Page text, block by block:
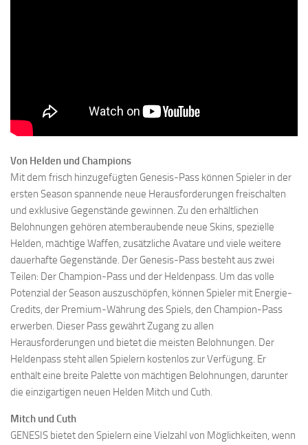
Von Helden und Champions
Mit dem frisch hinzugefügten Genesis-Pass können Spieler in der
ersten Season spannende neue Herausforderungen freischalten
und exklusive Gegenstände gewinnen. Zu den erhältlichen
Belohnungen gehören atemberaubende neue Skins, spezielle
Helden, mächtige Waffen, zusätzliche Avatare und viele weitere
dauerhafte Gegenstände. Der Genesis-Pass besteht aus zwei
Teilen: Der Champion-Pass und der Heldenpass. Um das volle
Potenzial der Season auszuschöpfen, können Spieler mit Energie-
Credits, der Premium-Währung des Spiels, den Champion-Pass
erwerben. Dieser Pass gewährt Zugang zu allen
Herausforderungen und bietet die meisten Belohnungen. Der
Heldenpass steht allen Spielern kostenlos zur Verfügung. Er
enthält eine breite Palette von mächtigen Belohnungen, darunter
die einzigartigen neuen Helden Mitch und Cuth.
Mitch und Cuth
GENESIS bietet den Spielern eine Vielzahl von Möglichkeiten, wenn